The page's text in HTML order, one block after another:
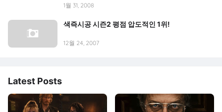
1월 31, 2008
색즉시공 시즌2 평점 압도적인 1위!
12월 24, 2007
Latest Posts